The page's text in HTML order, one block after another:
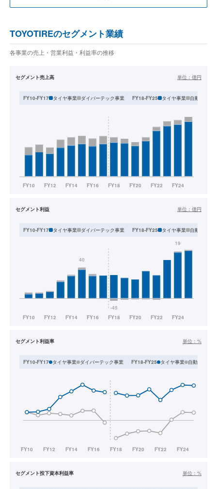
TOYOTIREのセグメント業績
各事業の売上・営業利益・利益率の推移
セグメント売上高 単位： 億円
FY10-FY17 タイヤ事業 ダイバーテック事業 FY18-FY25 タイヤ事業 自動車部品
セグメント利益 単位： 億円
FY10-FY17 タイヤ事業 ダイバーテック事業 FY18-FY25 タイヤ事業 自動車部品
セグメント利益率 単位： %
FY10-FY17 タイヤ事業 ダイバーテック事業 FY18-FY25 タイヤ事業 自動車部品
セグメント投下資本利益率 単位： %